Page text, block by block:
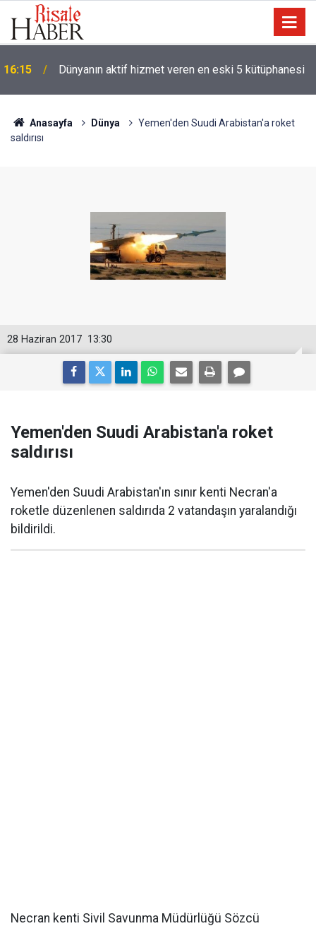
14:30
'Hz. Muhammed denizci miydi' sorusu üzerine
Müslüman oldu
Anasayfa Dünya
Yemen'den Suudi Arabistan'a roket
saldırısı
13:30
28 Haziran 2017
Yemen'den Suudi Arabistan'a roket
saldırısı
Yemen'den Suudi Arabistan'ın sınır kenti Necran'a
roketle düzenlenen saldırıda 2 vatandaşın yaralandığı
bildirildi.
Necran kenti Sivil Savunma Müdürlüğü Sözcü